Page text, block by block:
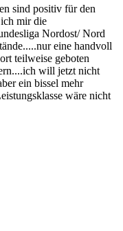
sind positiv für den
mir die
Nordost/ Nord
eine handvoll
teilweise geboten
will jetzt nicht
ein bissel mehr
wäre nicht